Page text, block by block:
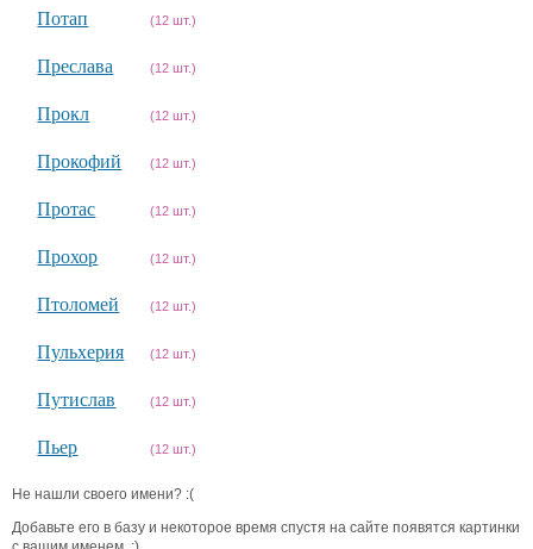
Потап (12 шт.)
Преслава (12 шт.)
Прокл (12 шт.)
Прокофий (12 шт.)
Протас (12 шт.)
Прохор (12 шт.)
Птоломей (12 шт.)
Пульхерия (12 шт.)
Путислав (12 шт.)
Пьер (12 шт.)
Не нашли своего имени? :(
Добавьте его в базу и некоторое время спустя на сайте появятся картинки